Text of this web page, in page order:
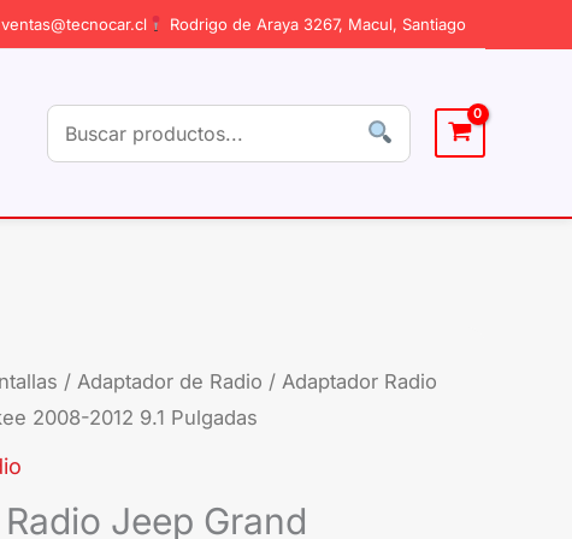
ventas@tecnocar.cl Rodrigo de Araya 3267, Macul, Santiago
/Adaptador de Radio / Adaptador Radio
2008-2012 9.1 Pulgadas
Jeep Grand